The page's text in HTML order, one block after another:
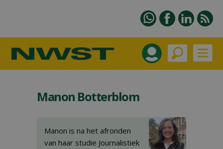
Manon Botterblom
Manon is na het afronden
van haar studie Journalistiek